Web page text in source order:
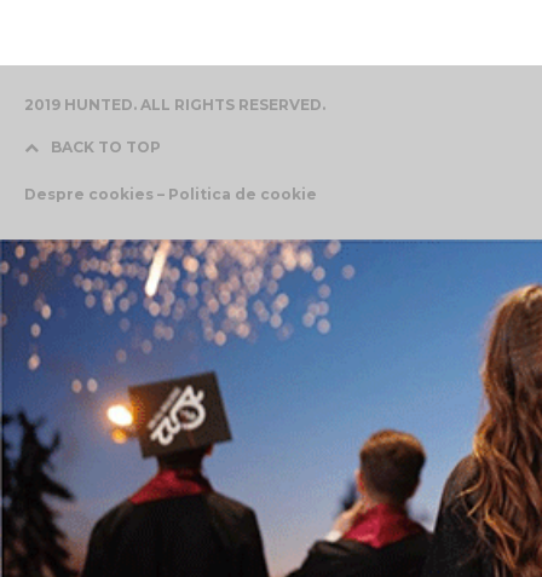
2019 HUNTED. ALL RIGHTS RESERVED.
BACK TO TOP
Despre cookies – Politica de cookie